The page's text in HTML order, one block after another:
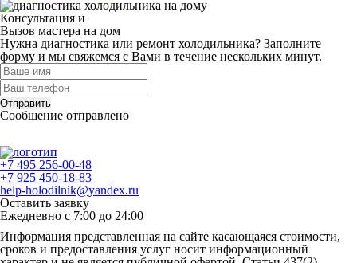
Консультация и
Вызов мастера на дом
Нужна диагностика или ремонт холодильника? Заполните
форму и мы свяжемся с Вами в течение нескольких минут.
Отправить
Сообщение отправлено
+7 495 256-00-48
+7 925 450-18-83
help-holodilnik@yandex.ru
Оставить заявку
Ежедневно с 7:00 до 24:00
Информация представленная на сайте касающаяся стоимости,
сроков и предоставления услуг носит информационный